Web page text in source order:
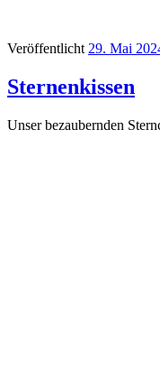
Veröffentlicht 29. Mai
Sternenkissen
Unser bezaubernden